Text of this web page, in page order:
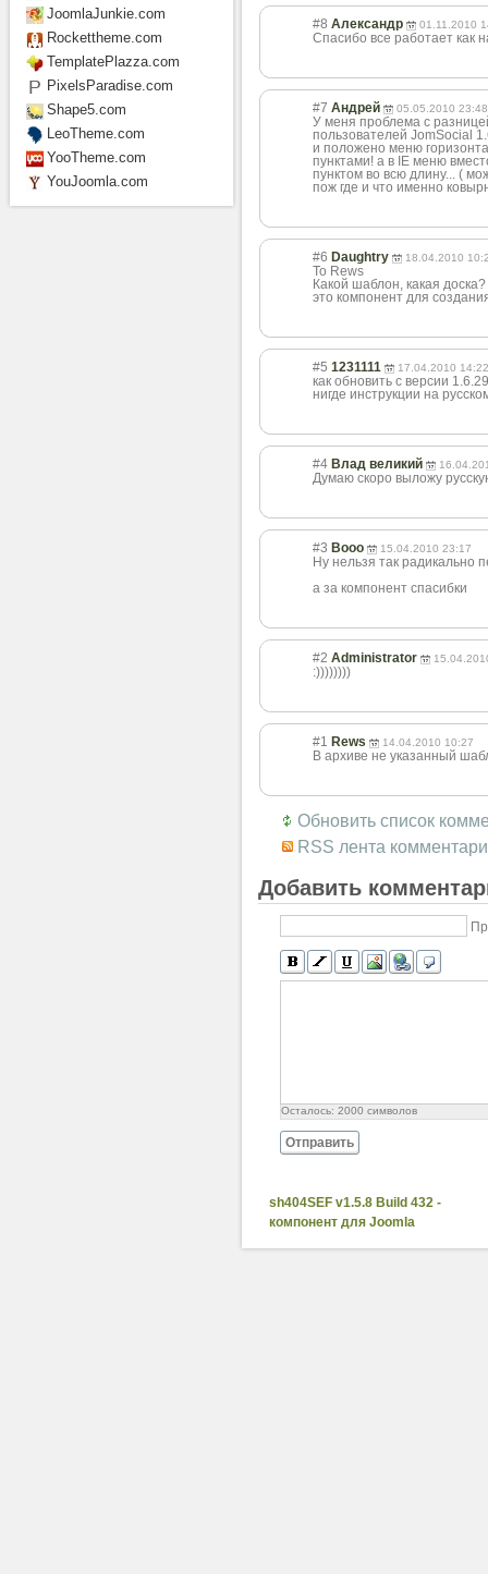
#8 Александр 01.11.2010
Спасибо все работает как
#7 Андрей 05.05.2010 23:48
У меня проблема с
пользователей JomSocial
и положено меню
пунктами! а в IE меню
пунктом во всю длину... (
пож где и что именно
#6 Daughtry 18.04.2010
To Rews
Какой шаблон, какая доска?
это компонент для
#5 1231111 17.04.2010 14:22
как обновить с версии
нигде инструкции на
#4 Влад великий
Думаю скоро выложу
#3 Booo 15.04.2010 23:17
Ну нельзя так радикально
а за компонент спасибки
#2 Administrator
:))))))))
#1 Rews 14.04.2010 10:27
В архиве не указанный
Обновить список
RSS лента
Добавить
Осталось: 2000 символов
Отправить
sh404SEF v1.5.8 Build 432 -
компонент для Joomla
JoomlaJunkie.com
Rockettheme.com
TemplatePlazza.com
PixelsParadise.com
Shape5.com
LeoTheme.com
YooTheme.com
YouJoomla.com